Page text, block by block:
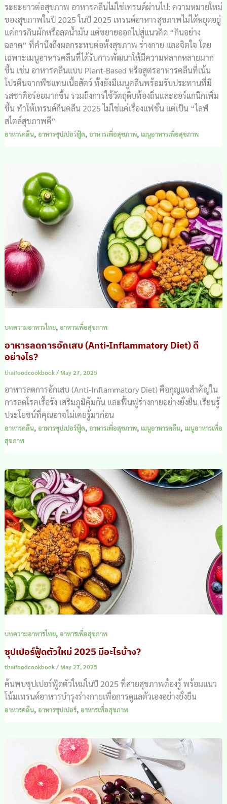
ระยะยาวต่อสุขภาพ อาหารคลีนไม่ใช่เทรนด์ผ่านไป: ความหมายใหม่
ของสุขภาพในปี 2025 ในปี 2025 เทรนด์อาหารสุขภาพไม่ได้หยุดอยู่
แค่การกินผักหรือลดน้ำมัน แต่ขยายออกไปสู่แนวคิด “กินอย่าง
ฉลาด” ที่คำนึงถึงผลกระทบต่อทั้งสุขภาพ ร่างกาย และจิตใจ โดย
เฉพาะเมนูอาหารคลีนที่ได้รับการพัฒนาให้มีความหลากหลายมาก
ขึ้น เช่น อาหารคลีนแบบ Plant-Based หรือสูตรอาหารคลีนที่เน้น
โปรตีนจากพืชแทนเนื้อสัตว์ ทั้งยังมีเมนูคลีนพร้อมรับประทานที่มี
รสชาติอร่อยมากขึ้น รวมถึงการใช้วัตถุดิบท้องถิ่นและออร์แกนิกเพิ่ม
ขึ้น ทำให้เทรนด์กินคลีน 2025 ไม่ใช่แค่เรื่องแฟชั่น แต่เป็น “ไลฟ์
สไตล์สุขภาพดี”
อาหารคลีน, อาหารซุปเปอร์ฟู้ด, อาหารเพื่อสุขภาพ, เมนูอาหารเพื่อสุขภาพ
บทความอาหารไทย, อาหารเพื่อสุขภาพ
อาหารลดการอักเสบ (Anti-Inflammatory Diet) ดี
อย่างไร?
thaifoodcookbook/May 27, 2025
อาหารลดการอักเสบ (Anti-Inflammatory Diet) คือกุญแจสำคัญใน
การลดโรคเรื้อรัง เสริมภูมิคุ้มกัน และฟื้นฟูร่างกายอย่างยั่งยืน เรียนรู้
ประโยชน์ที่คุณอาจไม่เคยรู้มาก่อน
อาหารคลีน, อาหารซุปเปอร์ฟู้ด, อาหารเพื่อสุขภาพ, เมนูอาหารคลีน, เมนูอาหารเพื่อ
สุขภาพ
บทความอาหารไทย, อาหารเพื่อสุขภาพ
ซุปเปอร์ฟู้ดตัวใหม่ 2025 มีอะไรบ้าง?
thaifoodcookbook/May 27, 2025
ค้นพบซุปเปอร์ฟู้ดตัวใหม่ในปี 2025 ที่สายสุขภาพต้องรู้ พร้อมแนว
โน้มเทรนด์อาหารบำรุงร่างกายเพื่อการดูแลตัวเองอย่างยั่งยืน
อาหารคลีน, อาหารซุปเปอร์, อาหารเพื่อสุขภาพ